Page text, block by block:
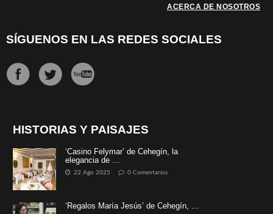
ACERCA DE NOSOTROS
SÍGUENOS EN LAS REDES SOCIALES
HISTORIAS Y PAISAJES
‘Casino Felymar’ de Cehegín, la
elegancia de ...
22 Ago 2025 0 Comentarios
‘Regalos María Jesús’ de Cehegín, ...